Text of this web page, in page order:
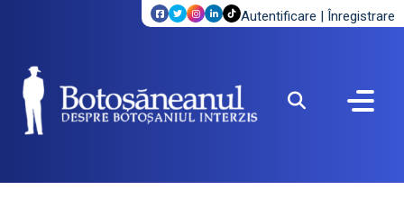
Autentificare | Înregistrare